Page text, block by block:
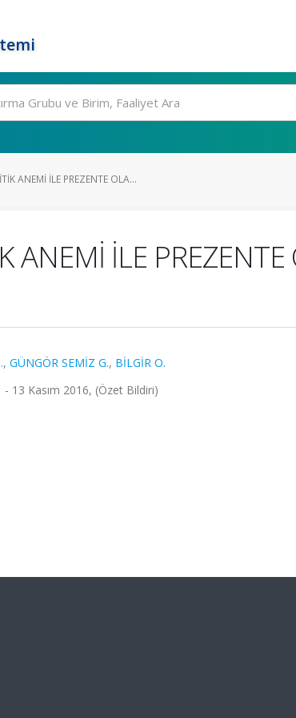
ANEMİ İLE PREZENTE OLA...
İLE
, GÜNGÖR SEMİZ G., BİLGİR O.
13 Kasım 2016, (Özet Bildiri)